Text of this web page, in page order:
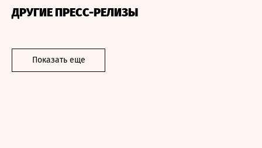
ДРУГИЕ ПРЕСС-РЕЛИЗЫ
Показать еще